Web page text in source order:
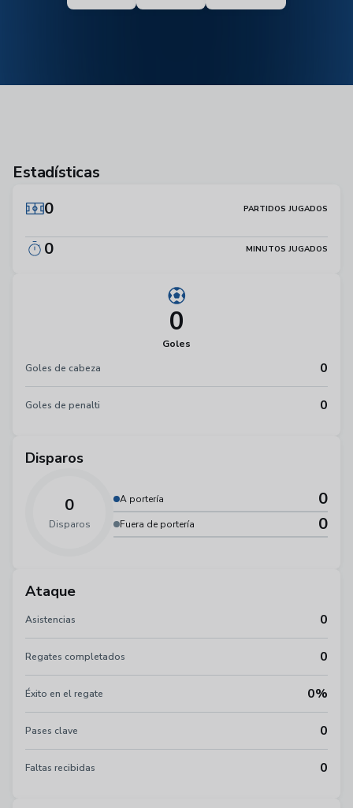
Estadísticas
0
PARTIDOS JUGADOS
0 MINUTOS JUGADOS
0
Goles
Goles de cabeza
0
Goles de penalti 0
Disparos
0
Disparos
A portería 0
Fuera de portería 0
Ataque
Asistencias 0
Regates completados 0
Éxito en el regate 0%
Pases clave 0
Faltas recibidas 0